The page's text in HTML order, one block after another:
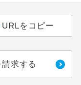
URLをコピー
求する